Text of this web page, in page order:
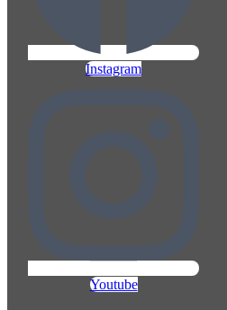
Instagram
Youtube